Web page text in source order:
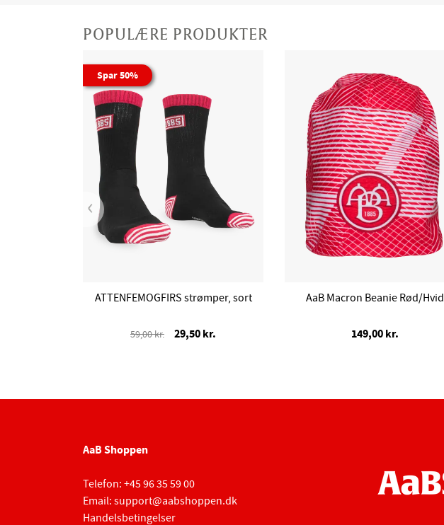
POPULÆRE PRODUKTER
Spar 50%
ATTENFEMOGFIRS strømper, sort
59,00 kr. 29,50 kr.
AaB Macron Beanie Rød/Hvid
149,00 kr.
‹
AaB Shoppen
Telefon: +45 96 35 59 00
Email: support@aabshoppen.dk
Handelsbetingelser